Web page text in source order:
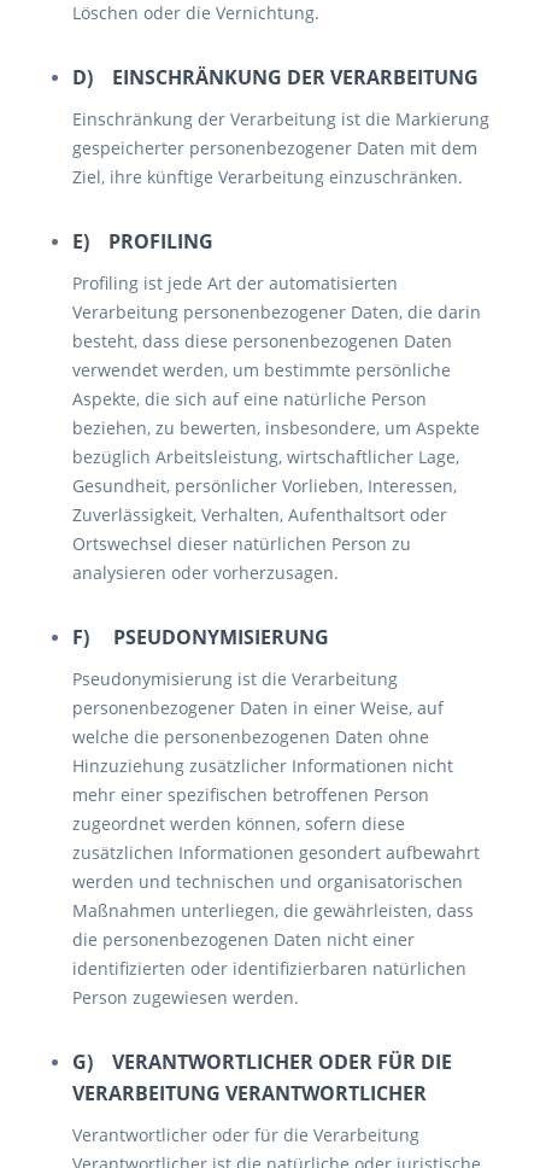
Löschen oder die Vernichtung.
D) EINSCHRÄNKUNG DER VERARBEITUNG
Einschränkung der Verarbeitung ist die Markierung
gespeicherter personenbezogener Daten mit dem
Ziel, ihre künftige Verarbeitung einzuschränken.
E) PROFILING
Profiling ist jede Art der automatisierten
Verarbeitung personenbezogener Daten, die darin
besteht, dass diese personenbezogenen Daten
verwendet werden, um bestimmte persönliche
Aspekte, die sich auf eine natürliche Person
beziehen, zu bewerten, insbesondere, um Aspekte
bezüglich Arbeitsleistung, wirtschaftlicher Lage,
Gesundheit, persönlicher Vorlieben, Interessen,
Zuverlässigkeit, Verhalten, Aufenthaltsort oder
Ortswechsel dieser natürlichen Person zu
analysieren oder vorherzusagen.
F) PSEUDONYMISIERUNG
Pseudonymisierung ist die Verarbeitung
personenbezogener Daten in einer Weise, auf
welche die personenbezogenen Daten ohne
Hinzuziehung zusätzlicher Informationen nicht
mehr einer spezifischen betroffenen Person
zugeordnet werden können, sofern diese
zusätzlichen Informationen gesondert aufbewahrt
werden und technischen und organisatorischen
Maßnahmen unterliegen, die gewährleisten, dass
die personenbezogenen Daten nicht einer
identifizierten oder identifizierbaren natürlichen
Person zugewiesen werden.
G) VERANTWORTLICHER ODER FÜR DIE
VERARBEITUNG VERANTWORTLICHER
Verantwortlicher oder für die Verarbeitung